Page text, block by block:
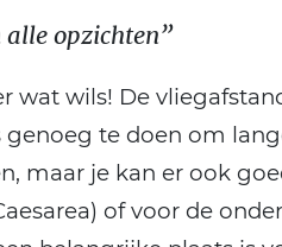
opzichten”
wat wils! De
genoeg te doen om
maar je kan er ook
of voor de